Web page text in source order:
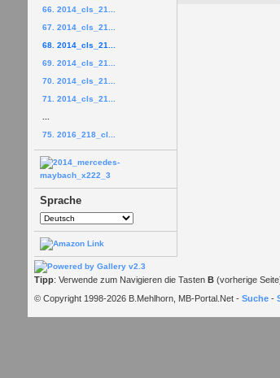
66. 2014_cls_21...
67. 2014_cls_21...
68. 2014_cls_21...
69. 2014_cls_21...
70. 2014_cls_21...
71. 2014_cls_21...
75. 2016_218_cl...
Sprache
Tipp: Verwende zum Navigieren die Tasten B(vorherige
© Copyright 1998-2026 B.Mehlhorn, MB-Portal.Net - Suche-